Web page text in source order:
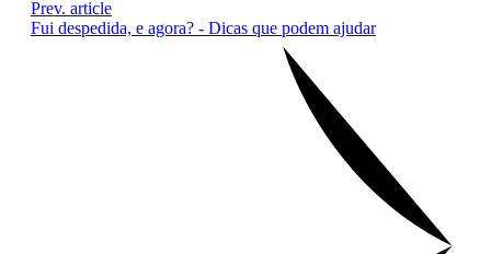
Prev. article
Fui despedida, e agora? - Dicas que podem ajudar